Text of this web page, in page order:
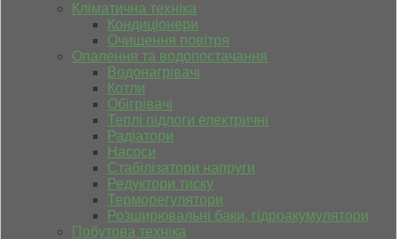
Кліматична техніка
Кондиціонери
Очищення повітря
Опалення та водопостачання
Водонагрівачі
Котли
Обігрівачі
Теплі підлоги електричні
Радіатори
Насоси
Стабілізатори напруги
Редуктори тиску
Терморегулятори
Розширювальні баки, гідроакумулятори
Побутова техніка